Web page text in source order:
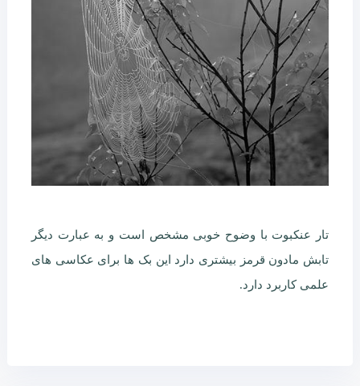
تار عنکبوت با وضوح خوبی مشخص است و به عبارت دیگر
تابش مادون قرمز بیشتری دارد این بک ها برای عکاسی های
علمی کاربرد دارد.